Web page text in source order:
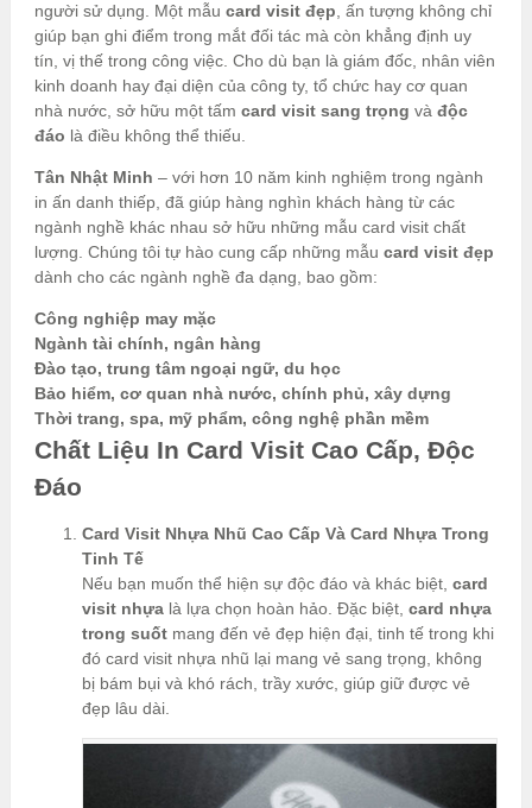
người sử dụng. Một mẫu card visit đẹp , ấn tượng không chỉ
giúp bạn ghi điểm trong mắt đối tác mà còn khẳng định uy
tín, vị thế trong công việc. Cho dù bạn là giám đốc, nhân viên
kinh doanh hay đại diện của công ty, tổ chức hay cơ quan
nhà nước, sở hữu một tấm card visit sang trọng và độc
đáo là điều không thể thiếu.
Tân Nhật Minh – với hơn 10 năm kinh nghiệm trong ngành
in ấn danh thiếp, đã giúp hàng nghìn khách hàng từ các
ngành nghề khác nhau sở hữu những mẫu card visit chất
lượng. Chúng tôi tự hào cung cấp những mẫu card visit đẹp
dành cho các ngành nghề đa dạng, bao gồm:
Công nghiệp may mặc
Ngành tài chính, ngân hàng
Đào tạo, trung tâm ngoại ngữ, du học
Bảo hiểm, cơ quan nhà nước, chính phủ, xây dựng
Thời trang, spa, mỹ phẩm, công nghệ phần mềm
Chất Liệu In Card Visit Cao Cấp, Độc
Đáo
Card Visit Nhựa Nhũ Cao Cấp Và Card Nhựa Trong
Tinh Tế
Nếu bạn muốn thể hiện sự độc đáo và khác biệt, card
visit nhựalà lựa chọn hoàn hảo. Đặc biệt, card nhựa
trong suốtmang đến vẻ đẹp hiện đại, tinh tế trong khi
đó card visit nhựa nhũ lại mang vẻ sang trọng, không
bị bám bụi và khó rách, trầy xước, giúp giữ được vẻ
đẹp lâu dài.